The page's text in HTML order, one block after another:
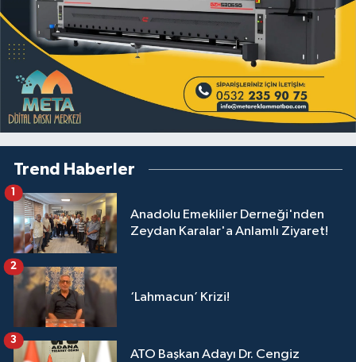
Trend Haberler
Anadolu Emekliler Derneği'nden
Zeydan Karalar'a Anlamlı Ziyaret!
1
‘Lahmacun’ Krizi!
2
ATO Başkan Adayı Dr. Cengiz
3